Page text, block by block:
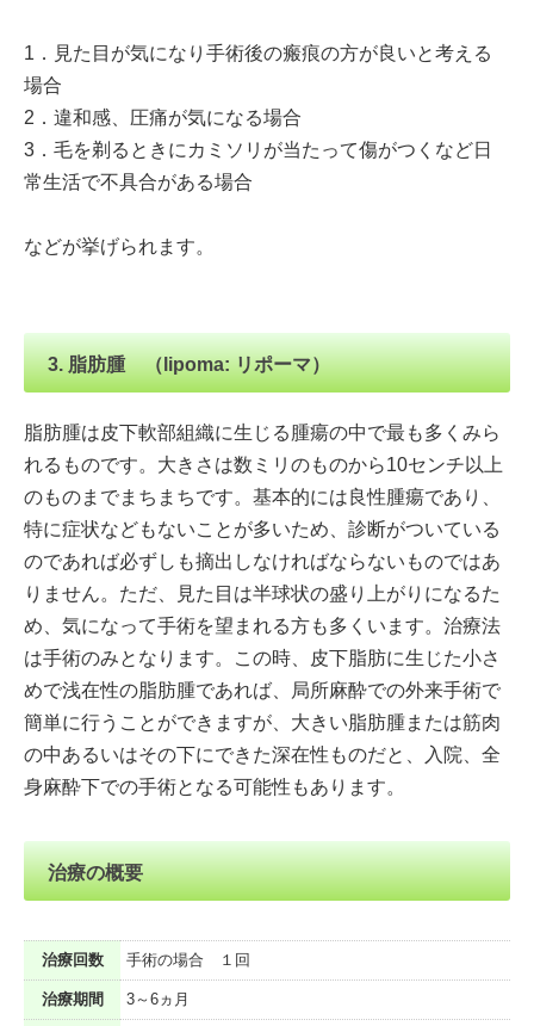
1．見た目が気になり手術後の瘢痕の方が良いと考える
場合
2．違和感、圧痛が気になる場合
3．毛を剃るときにカミソリが当たって傷がつくなど日
常生活で不具合がある場合
などが挙げられます。
3. 脂肪腫 （lipoma: リポーマ）
脂肪腫は皮下軟部組織に生じる腫瘍の中で最も多くみら
れるものです。大きさは数ミリのものから10センチ以上
のものまでまちまちです。基本的には良性腫瘍であり、
特に症状などもないことが多いため、診断がついている
のであれば必ずしも摘出しなければならないものではあ
りません。ただ、見た目は半球状の盛り上がりになるた
め、気になって手術を望まれる方も多くいます。治療法
は手術のみとなります。この時、皮下脂肪に生じた小さ
めで浅在性の脂肪腫であれば、局所麻酔での外来手術で
簡単に行うことができますが、大きい脂肪腫または筋肉
の中あるいはその下にできた深在性ものだと、入院、全
身麻酔下での手術となる可能性もあります。
治療の概要
治療回数 手術の場合 １回
治療期間 3～6ヵ月